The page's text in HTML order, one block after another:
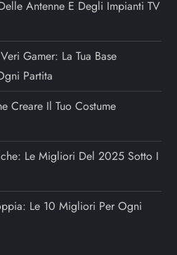
Antenne E Degli Impianti TV
Gamer: La Tua Base
Partita
Creare Il Tuo Costume
Le Migliori Del 2025 Sotto I
Le 10 Migliori Per Ogni